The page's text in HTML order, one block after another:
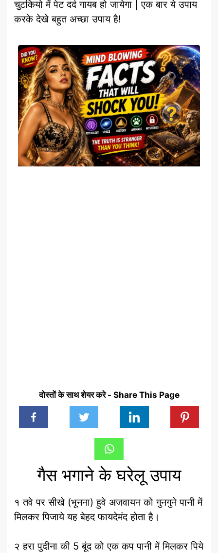
चुटकियो में पेट दर्द गायब हो जायेगा | एक बार ये उपाय
करके देखे बहुत अच्छा उपाय है!
दोस्तों के साथ शेयर करे - Share This Page
गैस भगाने के घरेलू उपाय
१ तवे पर सीखे (भूनना) हुवे अजवायन को गुनगुने पानी में
मिलकर पिजाये यह बेहद फायदेमंद होता है।
२ हरा पुदीना की 5 बूंद को एक कप पानी में मिलकर पिये